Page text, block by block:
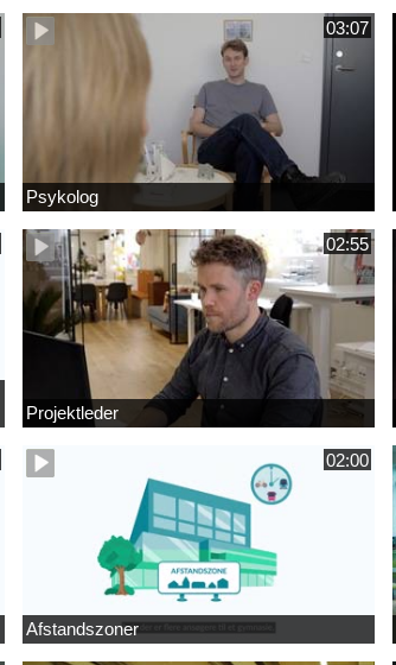
03:07
Psykolog
02:55
Projektleder
02:00
Afstandszoner